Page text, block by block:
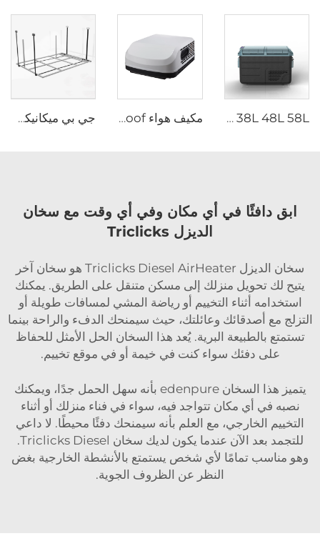
JP 38L 48L 58L مزدوج المنطقة المحمول للتخييم الكهربائي المبرد صندوق DC ضاغط المجمد الثلاجة ثلاجات سيارات مكيف هواء JP Top Roof لمقطورة تخييم، مكيف هواء 115 فولت لمقطورة تخييم وسيارات منزلية متحركة (RV) جي بي ميكانيكي التبديل RV مركبة ترفيهية سيارة منزل ملحقات RV الأجهزة كامبر فان DIY الكهربائية الألومنيوم سرير مصعد
ابق دافئًا في أي مكان وفي أي وقت مع سخان
الديزل Triclicks
سخان الديزل Triclicks Diesel AirHeater هو سخان آخر
يتيح لك تحويل منزلك إلى مسكن متنقل على الطريق. يمكنك
استخدامه أثناء التخييم أو رياضة المشي لمسافات طويلة أو
التزلج مع أصدقائك وعائلتك، حيث سيمنحك الدفء والراحة بينما
تستمتع بالطبيعة البرية. يُعد هذا السخان الحل الأمثل للحفاظ
على دفئك سواء كنت في خيمة أو في موقع تخييم.
يتميز هذا السخان edenpure بأنه سهل الحمل جدًا، ويمكنك
نصبه في أي مكان تتواجد فيه، سواء في فناء منزلك أو أثناء
التخييم الخارجي، مع العلم بأنه سيمنحك دفئًا محيطًا. لا داعي
للتجمد بعد الآن عندما يكون لديك سخان Triclicks Diesel.
وهو مناسب تمامًا لأي شخص يستمتع بالأنشطة الخارجية بغض
النظر عن الظروف الجوية.